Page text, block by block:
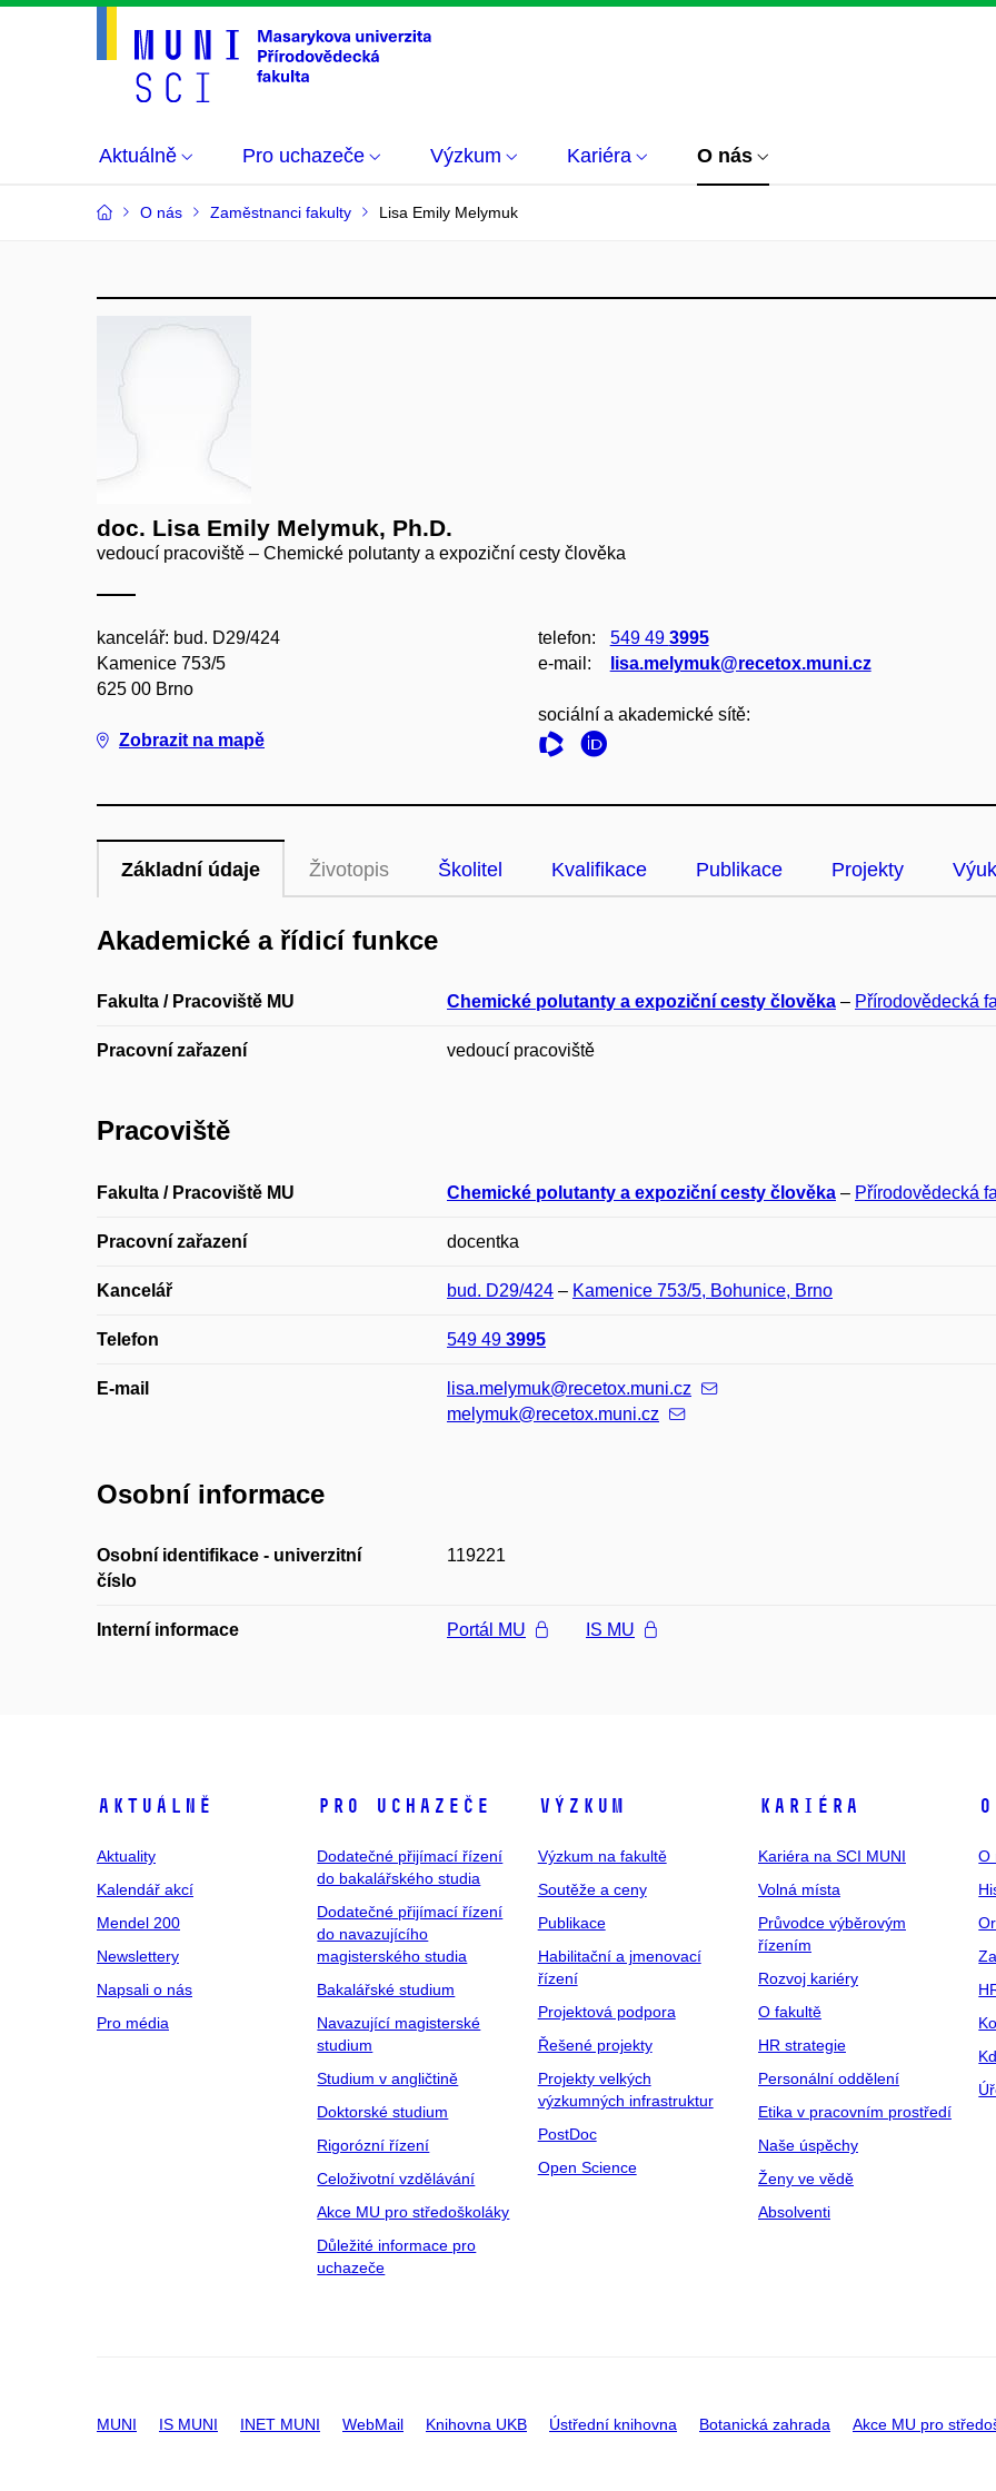
Aktuálně Pro uchazeče Výzkum Kariéra O nás
O nás Zaměstnanci fakulty Lisa Emily Melymuk
doc. Lisa Emily Melymuk, Ph.D.
vedoucí pracoviště – Chemické polutanty a expoziční cesty člověka
kancelář: bud. D29/424
Kamenice 753/5
625 00 Brno
Zobrazit na mapě
telefon: 549 49 3995
e‑mail:
lisa.melymuk@recetox.muni.cz
sociální a akademické sítě:
Základní údaje Životopis Školitel Kvalifikace Publikace Projekty
Akademické a řídicí funkce
Fakulta / Pracoviště MU Chemické polutanty a expoziční cesty člověka – Přírodovědecká
Pracovní zařazení vedoucí pracoviště
Pracoviště
Fakulta / Pracoviště MU Chemické polutanty a expoziční cesty člověka – Přírodovědecká
Pracovní zařazení docentka
Kancelář bud. D29/424 – Kamenice 753/5, Bohunice, Brno
Telefon 549 49 3995
E-mail
lisa.melymuk@recetox.muni.cz
melymuk@recetox.muni.cz
Osobní informace
Osobní identifikace - univerzitní
číslo
119221
Interní informace Portál MU IS MU
Aktuálně
Aktuality
Kalendář akcí
Mendel 200
Newslettery
Napsali o nás
Pro média
Pro uchazeče
Dodatečné přijímací řízení
do bakalářského studia
Dodatečné přijímací řízení
do navazujícího
magisterského studia
Bakalářské studium
Navazující magisterské
studium
Studium v angličtině
Doktorské studium
Rigorózní řízení
Celoživotní vzdělávání
Akce MU pro středoškoláky
Důležité informace pro
uchazeče
Výzkum
Výzkum na fakultě
Soutěže a ceny
Publikace
Habilitační a jmenovací
řízení
Projektová podpora
Řešené projekty
Projekty velkých
výzkumných infrastruktur
PostDoc
Open Science
Kariéra
Kariéra na SCI MUNI
Volná místa
Průvodce výběrovým
řízením
Rozvoj kariéry
O fakultě
HR strategie
Personální oddělení
Etika v pracovním prostředí
Naše úspěchy
Ženy ve vědě
Absolventi
O
MUNI IS MUNI INET MUNI WebMail Knihovna UKB Ústřední knihovna Botanická zahrada Akce MU pro